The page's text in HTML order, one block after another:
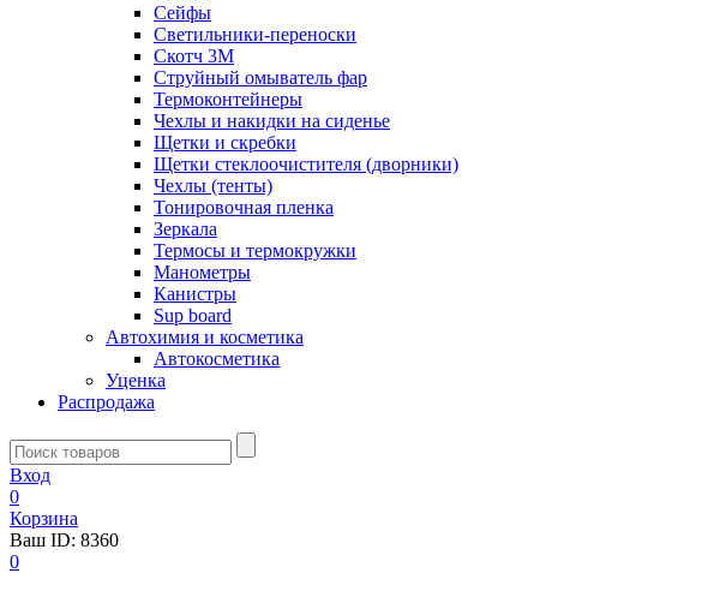
Сейфы
Светильники-переноски
Скотч 3М
Струйный омыватель фар
Термоконтейнеры
Чехлы и накидки на сиденье
Щетки и скребки
Щетки стеклоочистителя (дворники)
Чехлы (тенты)
Тонировочная пленка
Зеркалa
Термосы и термокружки
Манометры
Канистры
Sup board
Автохимия и косметика
Автокосметика
Уценка
Распродажа
Вход
0
Корзина
Ваш ID: 8360
0